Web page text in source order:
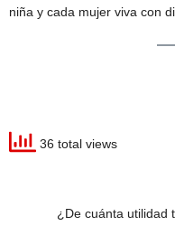
niña y cada mujer viva con
36 total views
¿De cuánta utilidad